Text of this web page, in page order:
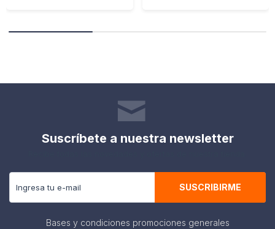
Suscríbete a nuestra newsletter
SUSCRIBIRME
Bases y condiciones promociones generales